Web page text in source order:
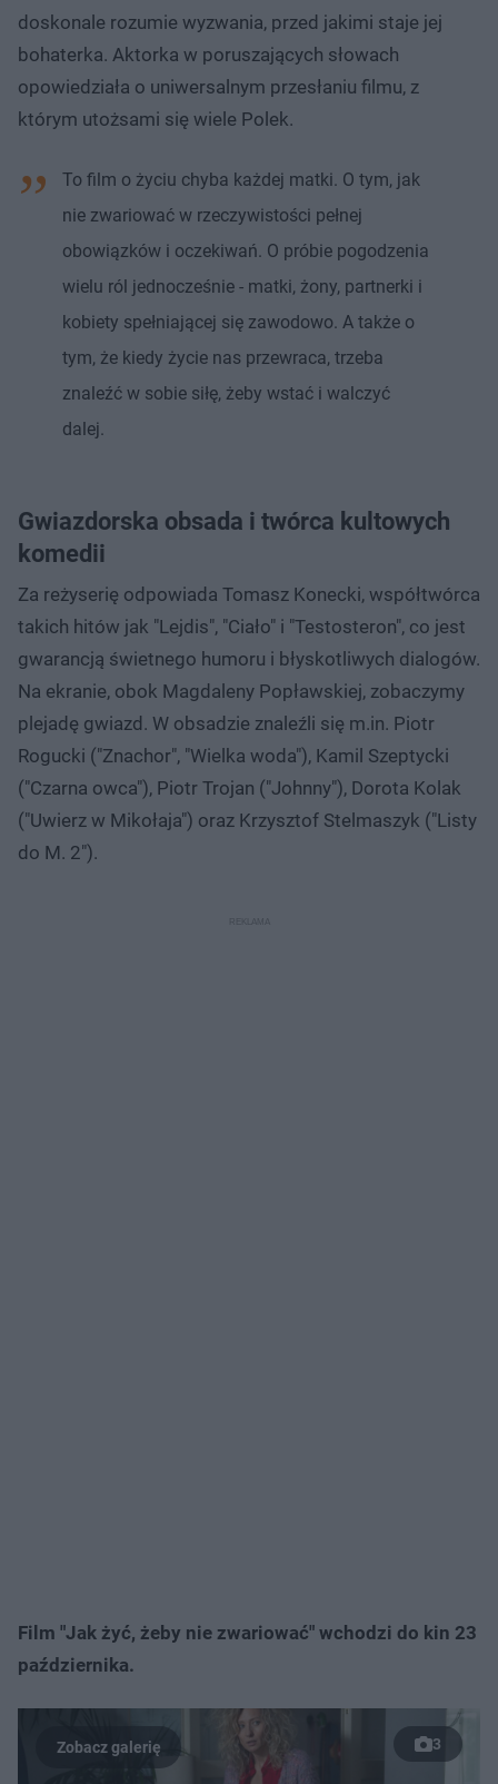
doskonale rozumie wyzwania, przed jakimi staje jej
bohaterka. Aktorka w poruszających słowach
opowiedziała o uniwersalnym przesłaniu filmu, z
którym utożsami się wiele Polek.
To film o życiu chyba każdej matki. O tym, jak
nie zwariować w rzeczywistości pełnej
obowiązków i oczekiwań. O próbie pogodzenia
wielu ról jednocześnie - matki, żony, partnerki i
kobiety spełniającej się zawodowo. A także o
tym, że kiedy życie nas przewraca, trzeba
znaleźć w sobie siłę, żeby wstać i walczyć
dalej.
Gwiazdorska obsada i twórca kultowych
komedii
Za reżyserię odpowiada Tomasz Konecki, współtwórca
takich hitów jak "Lejdis", "Ciało" i "Testosteron", co jest
gwarancją świetnego humoru i błyskotliwych dialogów.
Na ekranie, obok Magdaleny Popławskiej, zobaczymy
plejadę gwiazd. W obsadzie znaleźli się m.in. Piotr
Rogucki ("Znachor", "Wielka woda"), Kamil Szeptycki
("Czarna owca"), Piotr Trojan ("Johnny"), Dorota Kolak
("Uwierz w Mikołaja") oraz Krzysztof Stelmaszyk ("Listy
do M. 2").
Film "Jak żyć, żeby nie zwariować" wchodzi do kin 23
października.
3